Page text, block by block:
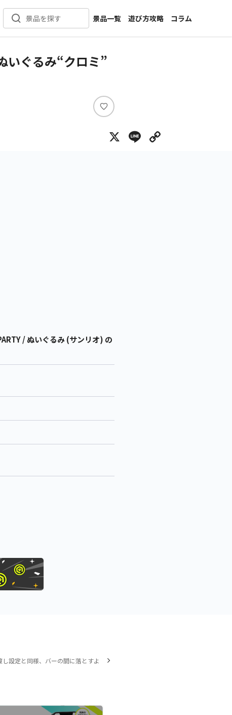
景品を探す
景品一覧
新着景品
カテゴリ一覧
遊び方攻略
コラム
インタビュー
いぐるみ“クロミ”
い
ね
X Line
/ ぬいぐるみ (サンリオ) の
設定と同様、バーの間に落とすよ